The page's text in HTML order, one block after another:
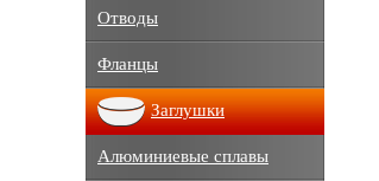
Отводы
Фланцы
Заглушки
Алюминиевые сплавы